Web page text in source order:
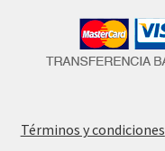
Términos y condiciones